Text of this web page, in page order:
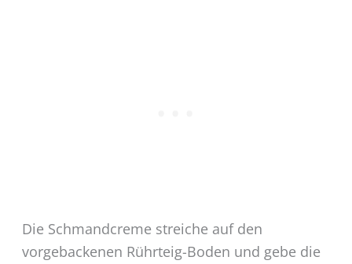
Die Schmandcreme streiche auf den
vorgebackenen Rührteig-Boden und gebe die